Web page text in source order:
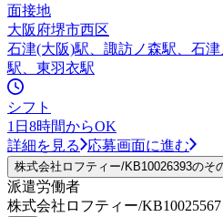
面接地
大阪府堺市西区
石津(大阪)駅、諏訪ノ森駅、石
駅、東羽衣駅
シフト
1日8時間からOK
詳細を見る
応募画面に進む
株式会社ロフティー/KB10026393のそ
派遣労働者
株式会社ロフティー/KB10025567